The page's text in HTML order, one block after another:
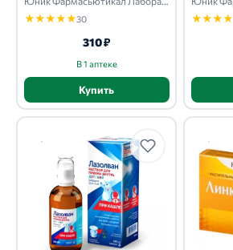
★★★★★30
310 ₽
В 1 аптеке
Купить
★★★★